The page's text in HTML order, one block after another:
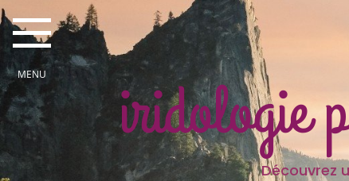
iridologie
Découvrez une partie